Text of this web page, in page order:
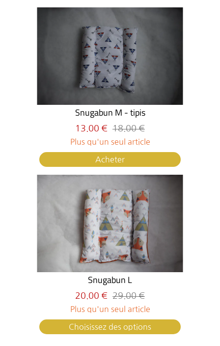
Snugabun M - tipis
13.00 € 18.00 €
Plus qu'un seul article
Acheter
Snugabun L
20.00 € 29.00 €
Plus qu'un seul article
Choisissez des options